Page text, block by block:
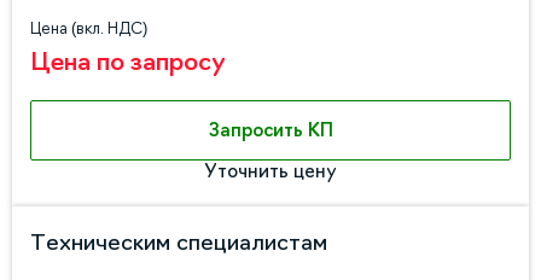
Цена (вкл. НДС)
Цена по запросу
Запросить КП
Уточнить цену
Техническим специалистам